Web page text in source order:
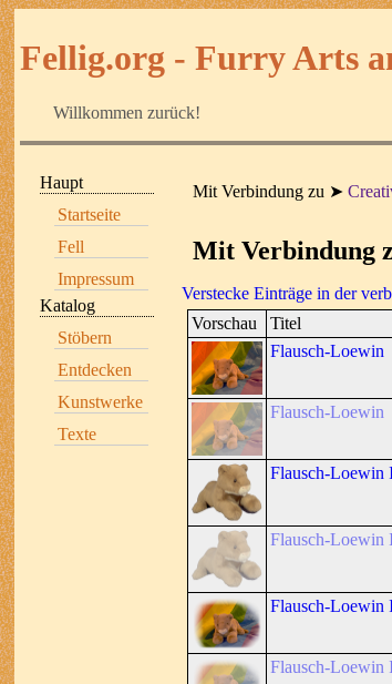
Fellig.org - Furry Arts
Willkommen zurück!
Haupt
Startseite
Fell
Impressum
Katalog
Stöbern
Entdecken
Kunstwerke
Texte
Mit Verbindung zu
Mit Verbindung
Verstecke Einträge in der
Vorschau
Titel
Flausch-Loewin
Flausch-Loewin
Flausch-Loewin
Flausch-Loewin
Flausch-Loewin
Flausch-Loewin